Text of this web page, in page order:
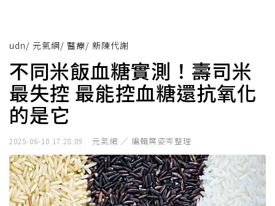
udn/ 元氣網/ 醫療/ 新陳代謝
不同米飯血糖實測！壽司米
最失控 最能控血糖還抗氧化
的是它
2025-06-10 17:28:09 元氣網 ／ 編輯葉姿岑整理